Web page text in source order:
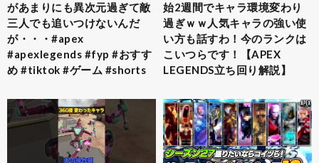
があまりにも異次元過ぎて敵
三人でも追いつけないんだ
が・・・#apex
#apexlegends #fyp #おすす
め #tiktok #ゲーム #shorts
始2週間でキャラ環境変わり
過ぎｗｗ人気キャラの強い使
い方も話すわ！今のランクは
こいつらです！【APEX
LEGENDS立ち回り解説】